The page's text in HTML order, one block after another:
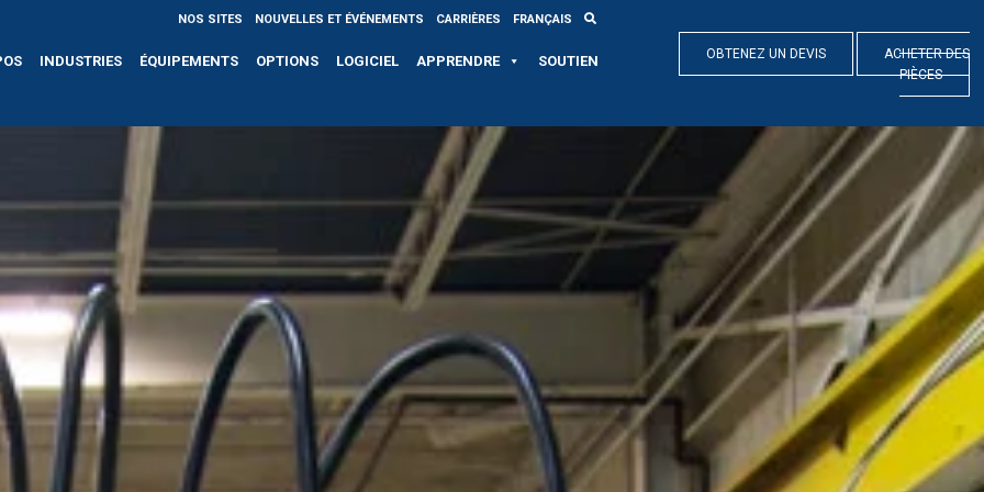
NOS SITES NOUVELLES ET ÉVÉNEMENTS CARRIÈRES FRANÇAIS
INDUSTRIES ÉQUIPEMENTS OPTIONS LOGICIEL APPRENDRE SOUTIEN OBTENEZ UN DEVIS
ACHETER DES
PIÈCES